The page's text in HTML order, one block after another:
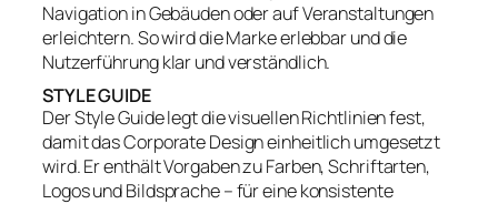
Navigation in Gebäuden oder auf Veranstaltungen
erleichtern. So wird die Marke erlebbar und die
Nutzerführung klar und verständlich.
STYLE GUIDE
Der Style Guide legt die visuellen Richtlinien fest,
damit das Corporate Design einheitlich umgesetzt
wird. Er enthält Vorgaben zu Farben, Schriftarten,
Logos und Bildsprache – für eine konsistente